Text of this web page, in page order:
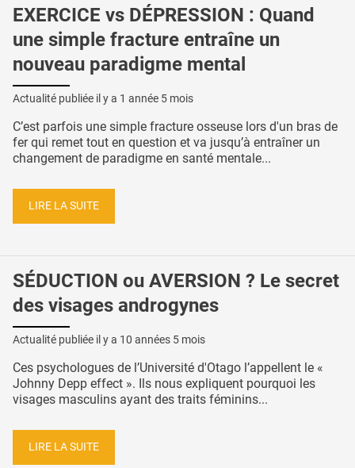
EXERCICE vs DÉPRESSION : Quand
une simple fracture entraîne un
nouveau paradigme mental
Actualité publiée il y a 1 année 5 mois
C’est parfois une simple fracture osseuse lors d'un bras de
fer qui remet tout en question et va jusqu’à entraîner un
changement de paradigme en santé mentale...
LIRE LA SUITE
SÉDUCTION ou AVERSION ? Le secret
des visages androgynes
Actualité publiée il y a 10 années 5 mois
Ces psychologues de l’Université d'Otago l’appellent le «
Johnny Depp effect ». Ils nous expliquent pourquoi les
visages masculins ayant des traits féminins...
LIRE LA SUITE